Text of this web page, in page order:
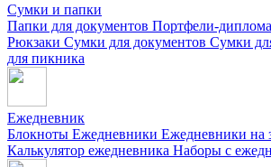
Сумки и папки
Папки для документов Портфели-
Рюкзаки Сумки для документов Сумки
для пикника
Ежедневник
Блокноты Ежедневники Ежедневники на
Калькулятор ежедневника Наборы с